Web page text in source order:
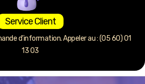
Service Client
d’information. Appeler au : (05 60) 01
13 03